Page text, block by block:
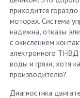
приходится
моторах. Система
надежна, отказы
с окислением
электронного
воды и грязи, хотя
производителю?
Диагностика